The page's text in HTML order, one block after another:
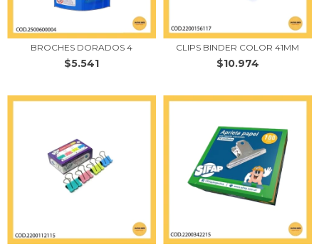
BROCHES DORADOS 4
$5.541
CLIPS BINDER COLOR 41MM
$10.974